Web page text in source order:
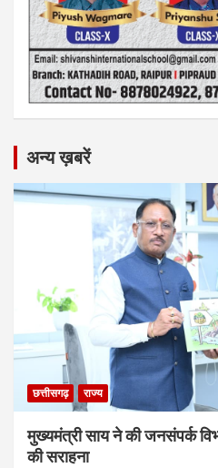
अन्य ख़बरें
छत्तीसगढ़ राज्य
मुख्यमंत्री साय ने की जनसंपर्क
की सराहना